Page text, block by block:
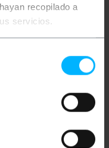
recopilado a
servicios.
82 x 77 x 22
para